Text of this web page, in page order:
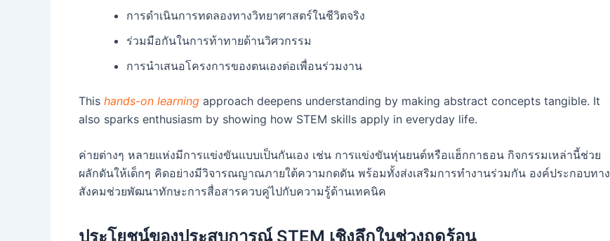
การดำเนินการทดลองทางวิทยาศาสตร์ในชีวิตจริง
ร่วมมือกันในการท้าทายด้านวิศวกรรม
การนำเสนอโครงการของตนเองต่อเพื่อนร่วมงาน
This hands-on learning approach deepens understanding by making abstract concepts tangible. It
also sparks enthusiasm by showing how STEM skills apply in everyday life.
ค่ายต่างๆ หลายแห่งมีการแข่งขันแบบเป็นกันเอง เช่น การแข่งขันหุ่นยนต์หรือแฮ็กกาธอน กิจกรรมเหล่านี้ช่วย
ผลักดันให้เด็กๆ คิดอย่างมีวิจารณญาณภายใต้ความกดดัน พร้อมทั้งส่งเสริมการทำงานร่วมกัน องค์ประกอบทาง
สังคมช่วยพัฒนาทักษะการสื่อสารควบคู่ไปกับความรู้ด้านเทคนิค
ประโยชน์ของประสบการณ์ STEM เชิงลึกในช่วงฤดูร้อน